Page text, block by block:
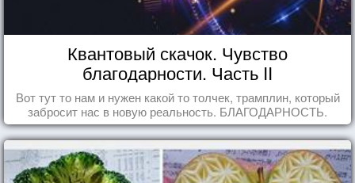
Квантовый скачок. Чувство
благодарности. Часть II
Вот тут то нам и нужен какой то толчек, трамплин, который
забросит нас в новую реальность. БЛАГОДАРНОСТЬ.